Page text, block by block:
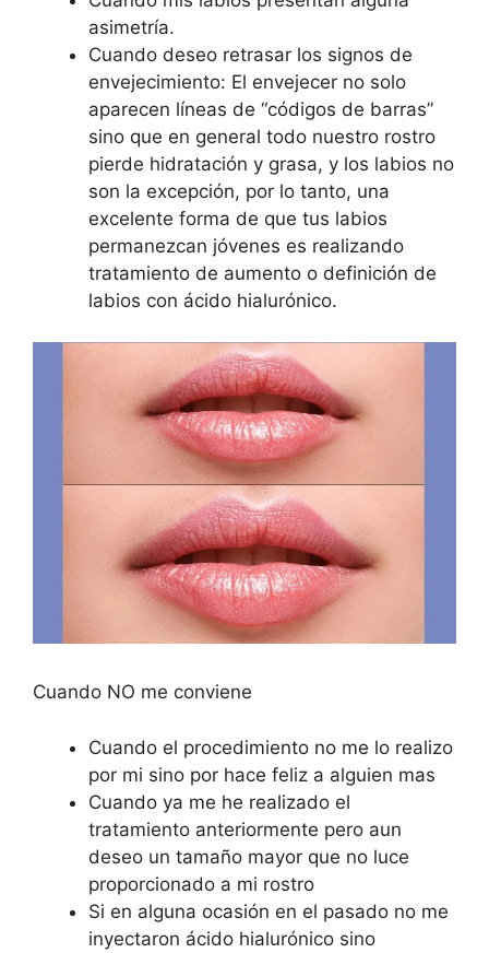
asimetría.
Cuando deseo retrasar los signos de
envejecimiento: El envejecer no solo
aparecen líneas de “códigos de barras”
sino que en general todo nuestro rostro
pierde hidratación y grasa, y los labios no
son la excepción, por lo tanto, una
excelente forma de que tus labios
permanezcan jóvenes es realizando
tratamiento de aumento o definición de
labios con ácido hialurónico.
Cuando NO me conviene
Cuando el procedimiento no me lo realizo
por mi sino por hace feliz a alguien mas
Cuando ya me he realizado el
tratamiento anteriormente pero aun
deseo un tamaño mayor que no luce
proporcionado a mi rostro
Si en alguna ocasión en el pasado no me
inyectaron ácido hialurónico sino